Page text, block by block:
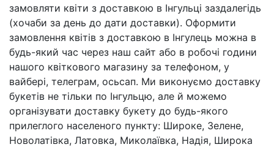
замовляти квіти з доставкою в Інгульці заздалегідь
(хочаби за день до дати доставки). Оформити
замовлення квітів з доставкою в Інгулець можна в
будь-який час через наш сайт або в робочі години
нашого квіткового магазину за телефоном, у
вайбері, телеграм, осьсап. Ми виконуємо доставку
букетів не тільки по Інгульцю, але й можемо
організувати доставку букету до будь-якого
прилеглого населеного пункту: Широке, Зелене,
Новолатівка, Латовка, Миколаївка, Надія, Широка